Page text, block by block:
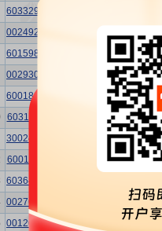
603329
002492
601598 1.57%
002930 1.34%
600180 1.30%
603117 1.10%
300240 0.90%
600119 0.89%
603648
002769 0.87%
001202 炬申股份 0.84%